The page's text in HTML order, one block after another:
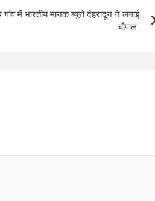
में भारतीय मानक ब्यूरो देहरादून ने लगाई
चौपाल